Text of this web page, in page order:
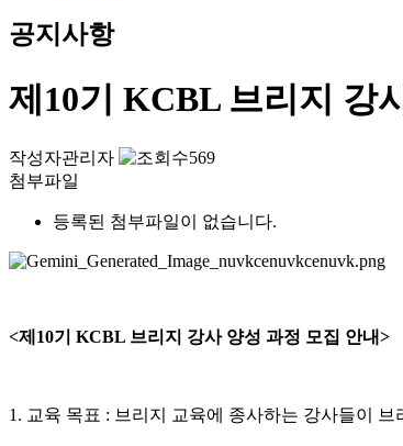
공지사항
제10기 KCBL 브리지 강
작성자관리자
569
첨부파일
등록된 첨부파일이 없습니다.
<제10기 KCBL 브리지 강사 양성 과정 모집 안내>
1. 교육 목표 : 브리지 교육에 종사하는 강사들이